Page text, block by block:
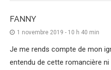
FANNY
1 novembre 2019 - 10 h 40 min
Je me rends compte de mon
entendu de cette romancière